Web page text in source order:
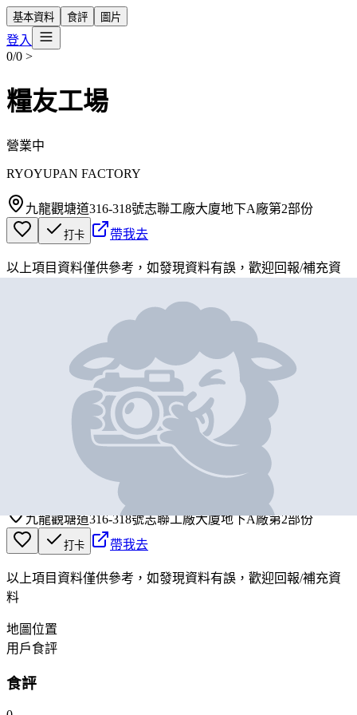
基本資料 食評 圖片
登入
0/0 >
糧友工場
營業中
RYOYUPAN FACTORY
九龍觀塘道316-318號志聯工廠大廈地下A廠第2部份
打卡 帶我去
以上項目資料僅供參考，如發現資料有誤，歡迎回報/補充資
糧友工場
RYOYUPAN FACTORY
九龍觀塘道316-318號志聯工廠大廈地下A廠第2部份
打卡 帶我去
以上項目資料僅供參考，如發現資料有誤，歡迎回報/補充資
料
地圖位置
用戶食評
食評